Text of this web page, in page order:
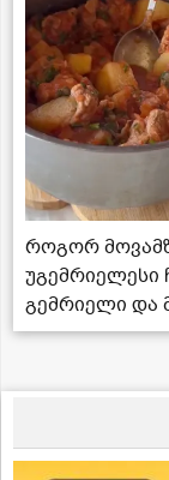
როგორ
უგემრიელესი
გემრიელი და